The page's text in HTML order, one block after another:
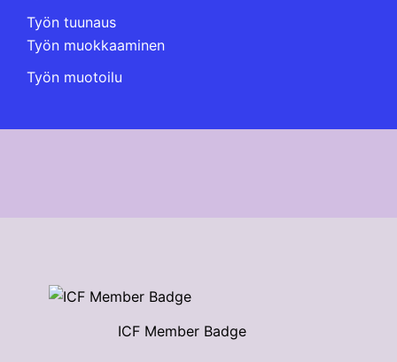
Työn tuunaus
Työn muokkaaminen
Työn muotoilu
ICF Member Badge